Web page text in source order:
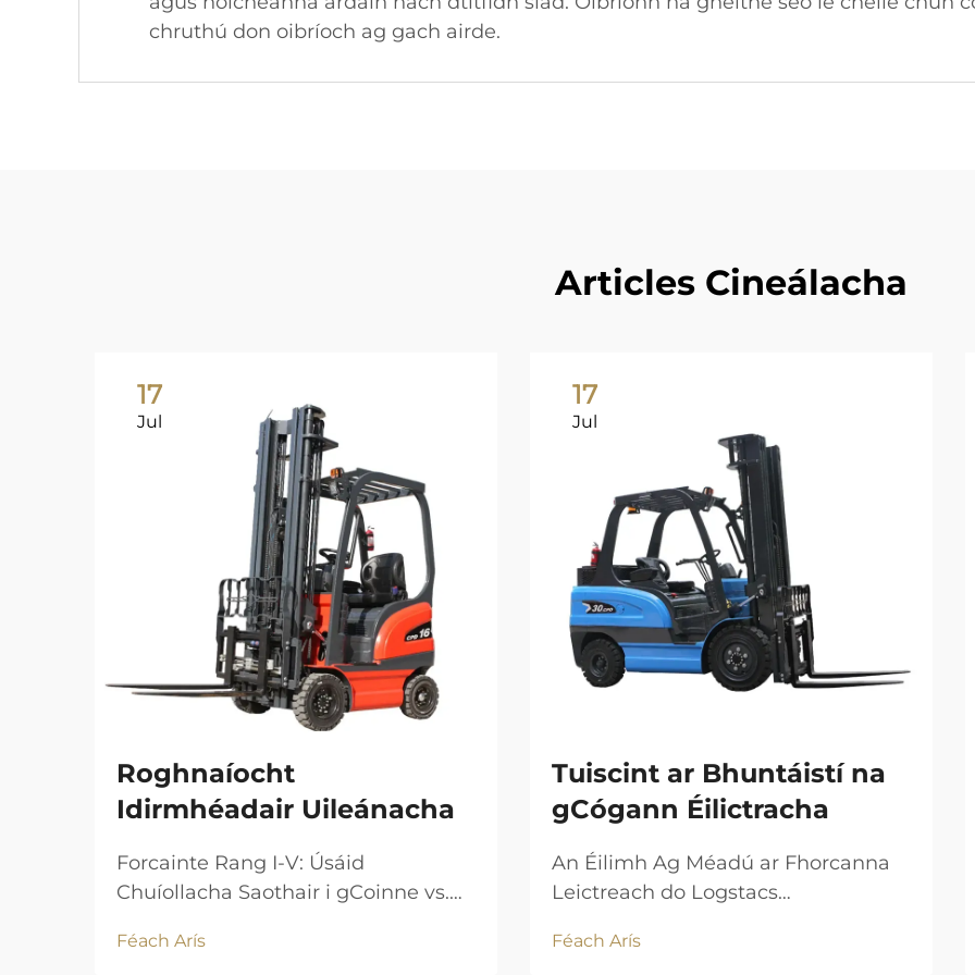
chruthú don oibríoch ag gach airde.
Articles Cineálacha
17
Jul
Roghnaíocht
Idirmhéadair Uileánacha
Forcainte Rang I-V: Úsáid
Chuíollacha Saothair i gCoinne vs.
forcaintí i gceithre chineál foinse
Féach Arís
17
Jul
Tuiscint ar Bhuntáistí na
gCógann Éilictracha
An Éilimh Ag Méadú ar Fhorcanna
Leictreach do Logstacs
gluaiseacht domhanda chuig
Féach Arís